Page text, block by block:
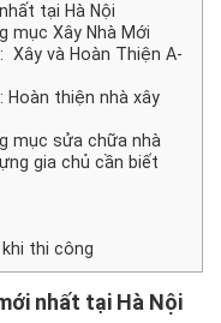
tại Hà Nội
mục Xây Nhà Mới
Xây và Hoàn Thiện A-
Hoàn thiện nhà xây
mục sửa chữa nhà
gia chủ cần biết
thi công
nhất tại Hà Nội